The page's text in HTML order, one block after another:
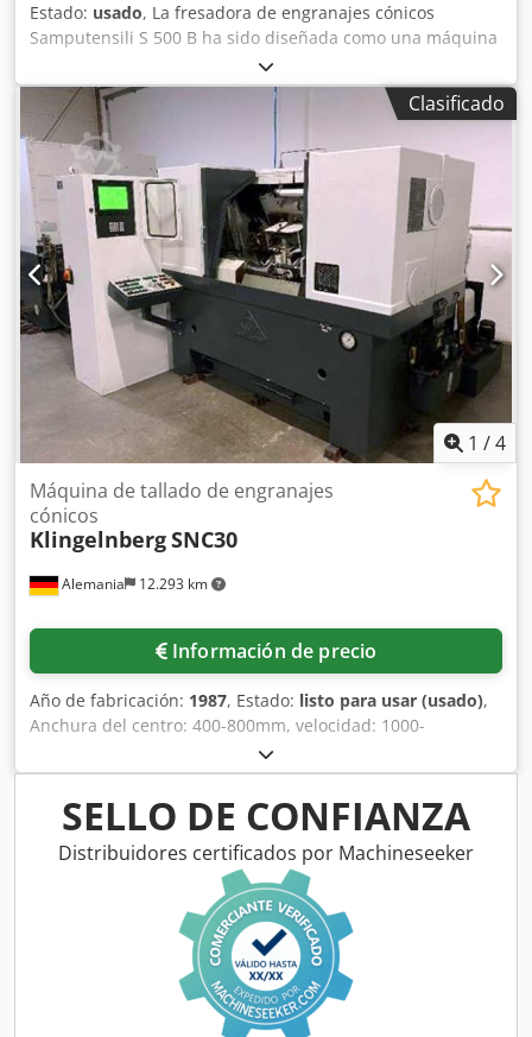
Estado: usado, La fresadora de engranajes cónicos
Samputensili S 500 B ha sido diseñada como una máquina
universal para el mecanizado flexible de engranajes y se
utiliza en fabricantes de tecnologías de engranajes y
transmisiones para el proceso de fresado de engranajes
cónicos. Djdpfx Adjxz Ef Ss Rowa Datos técnicos: Diámetro
de rueda: 500 mm Módulo máx.: 5 Anchura de diente: 100
mm Espacio requerido aprox.: 4,5 x 3,2 x 2,4 m Peso de la
máquina aprox.: 13.000 kg *La imagen muestra la máquina
en su estado actual como máquina usada y puede
ofrecerse, a petición, parcialmente modernizada, o como
retrofit totalmente modernizada con nuevo control CNC
(SIEMENS ONE).
Clasificado
1 /4
Alemania 12.293 km
Máquina de tallado de engranajes
cónicos
KlingelnbergSNC30
Información de precio
Año de fabricación: 1987, Estado: listo para usar (usado),
Anchura del centro: 400-800mm, velocidad: 1000-
2700/min, diámetro de la pieza de trabajo: 10-300mm,
diámetro de la rueda de lijado: 40-300mm, ángulo de giro:
-45 a 45°, longitud: 3000mm, anchura: 2500mm, altura:
2275mm, con sistema de separación de neblina de aceite
Hoffmann (nuevos insertos de filtro), sistema de filtro de
cinta por gravedad Faudi, unidad hidráulica, cabezal de
rectificado adicional para el rectificado de engranajes
helicoidales, mandriles de rectificado de diámetro 50, 40,
27, 22, soporte para SK40 y MK5, juegos de conductores
para varios diámetros de sujeción, instrucciones de
funcionamiento, diagramas de circuito en forma de papel,
una inspección es posible. Dwodpfxorgahxo Ad Roa
SELLO DE CONFIANZA
Distribuidores certificados por Machineseeker